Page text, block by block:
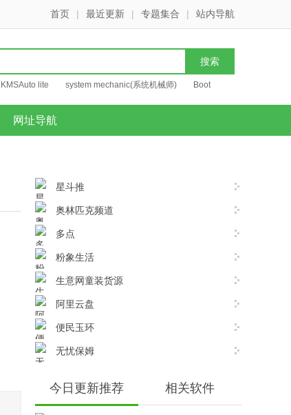
首页 | 最近更新 | 专题集合 | 站内导航
KMSAuto lite system mechanic(系统机械师) Boot
网址导航
星斗推
奥林匹克频道
多点
粉象生活
生意网童装货源
阿里云盘
便民玉环
无忧保姆
今日更新推荐 相关软件